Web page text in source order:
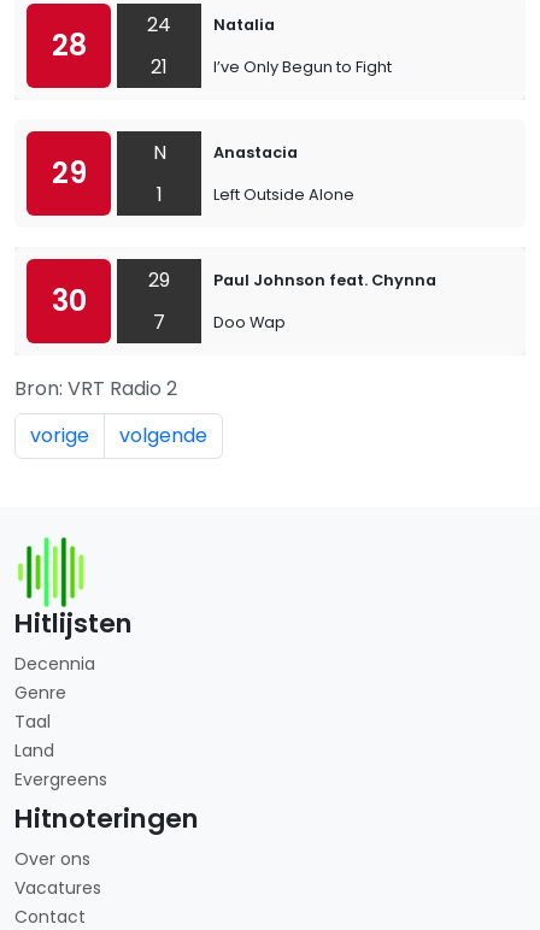
28
24
21
Natalia
I’ve Only Begun to Fight
29
N
1
Anastacia
Left Outside Alone
30
29
7
Paul Johnson feat. Chynna
Doo Wap
Bron: VRT Radio 2
vorige
volgende
Hitlijsten
Decennia
Genre
Taal
Land
Evergreens
Hitnoteringen
Over ons
Vacatures
Contact